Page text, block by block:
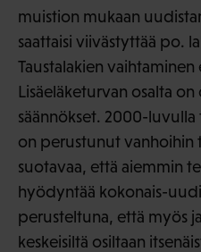
muistion mukaan
saattaisi viivästyttää po.
Taustalakien
Lisäeläketurvan osalta
säännökset. 2000-
on perustunut vanhoihin
suotavaa, että aiemmin
hyödyntää kokonais-
perusteltuna, että myös
keskeisiltä osiltaan